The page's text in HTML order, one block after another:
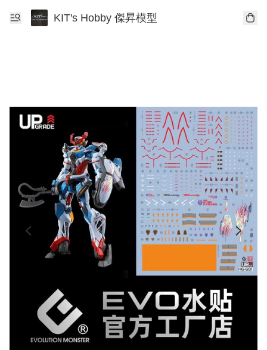
KIT's Hobby 傑昇模型